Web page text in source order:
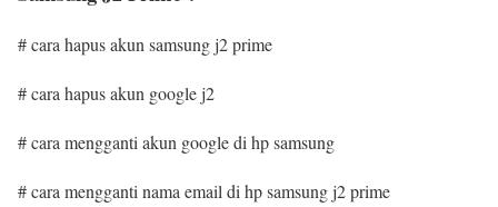
# cara hapus akun samsung j2 prime
# cara hapus akun google j2
# cara mengganti akun google di hp samsung
# cara mengganti nama email di hp samsung j2 prime